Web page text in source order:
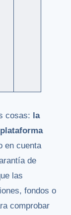
cosas: la
en cuenta
de
las
fondos o
comprobar